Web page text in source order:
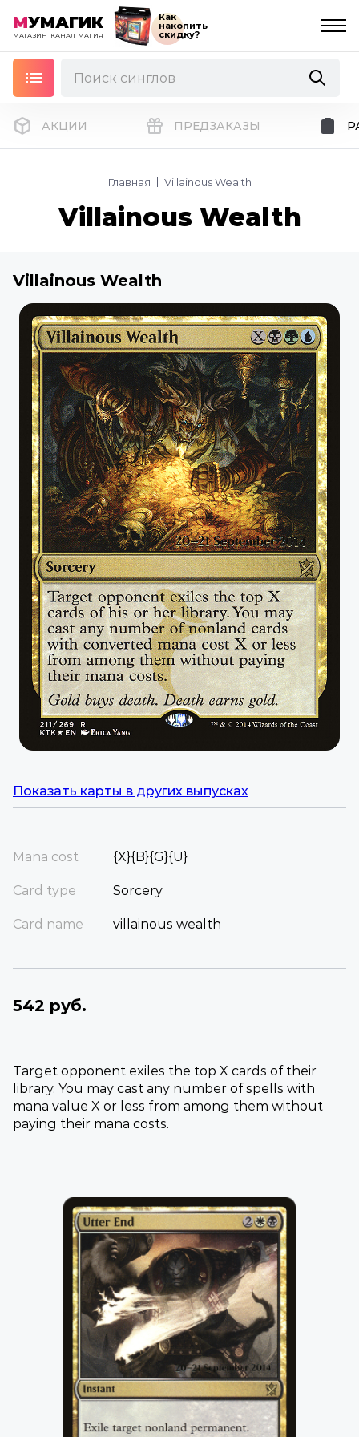
МУМАГИК
МАГАЗИН КАНАЛ МАГИЯ
Как
накопить
скидку?
АКЦИИ ПРЕДЗАКАЗЫ
Главная Villainous Wealth
Villainous Wealth
Villainous Wealth
Показать карты в других выпусках
Mana cost {X}{B}{G}{U}
Card type Sorcery
Card name villainous wealth
542 руб.
Target opponent exiles the top X cards of their
library. You may cast any number of spells with
mana value X or less from among them without
paying their mana costs.